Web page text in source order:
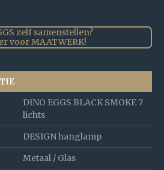
zelf samenstellen?
voor MAATWERK!
DINO EGGS BLACK SMOKE 7
lichts
DESIGN hanglamp
Metaal / Glas